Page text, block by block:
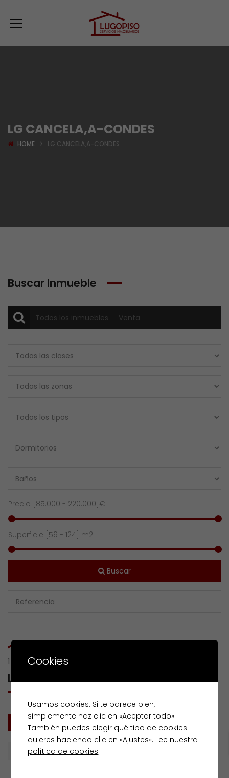
LG CANCELA,A-CONDES
HOME LG CANCELA,A-CONDES
Buscar Inmueble
Todos los inmuebles Venta
Precio [ 85.000 - 220.000 ]€
Superficie [ 59 - 124 ] m2
Buscar
1 RESULTS OF
LG CANCELA,A-CONDES
VENTA
Buscar por
Cookies
Usamos cookies. Si te parece bien,
simplemente haz clic en «Aceptar todo».
También puedes elegir qué tipo de cookies
quieres haciendo clic en «Ajustes». Lee nuestra
política de cookies